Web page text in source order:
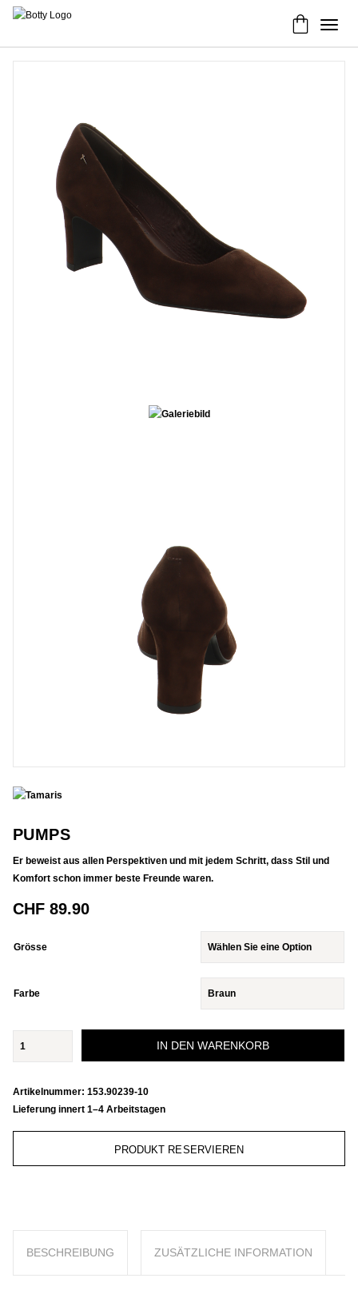
PUMPS
Er beweist aus allen Perspektiven und mit jedem Schritt, dass Stil und
Komfort schon immer beste Freunde waren.
CHF 89.90
Grösse
Farbe
Pumps
Menge
IN DEN WARENKORB
Artikelnummer: 153.90239-10
Lieferung innert 1–4 Arbeitstagen
PRODUKT RESERVIEREN
BESCHREIBUNG ZUSÄTZLICHE INFORMATION